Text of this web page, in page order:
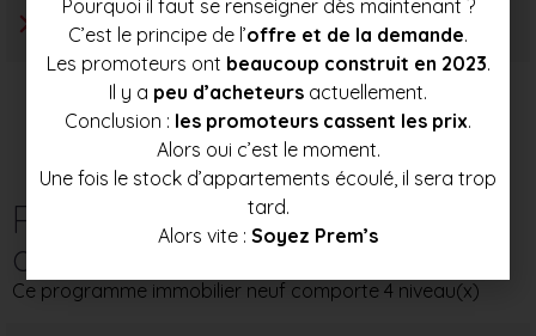
Répartition des
appartements par étage
Ce programme immobilier neuf comporte 4 niveau(x)
Pourquoi il faut se renseigner dès maintenant ?
C’est le principe de l’offre et de la demande.
Les promoteurs ont beaucoup construit en 2023.
Il y a peu d’acheteurs actuellement.
Conclusion : les promoteurs cassent les prix.
Alors oui c’est le moment.
Une fois le stock d’appartements écoulé, il sera trop
tard.
Alors vite : Soyez Prem’s